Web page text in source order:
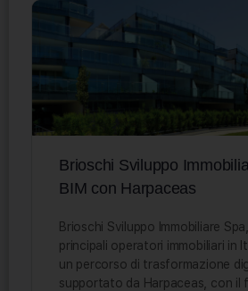
Brioschi Sviluppo
BIM con Harpaceas
Brioschi Sviluppo Immobiliare
principali operatori immobiliari in
un percorso di trasformazione
supportato da Harpaceas, con il